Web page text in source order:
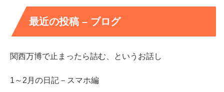
最近の投稿 – ブログ
関西万博で止まったら詰む、というお話し
1～2月の日記－スマホ編